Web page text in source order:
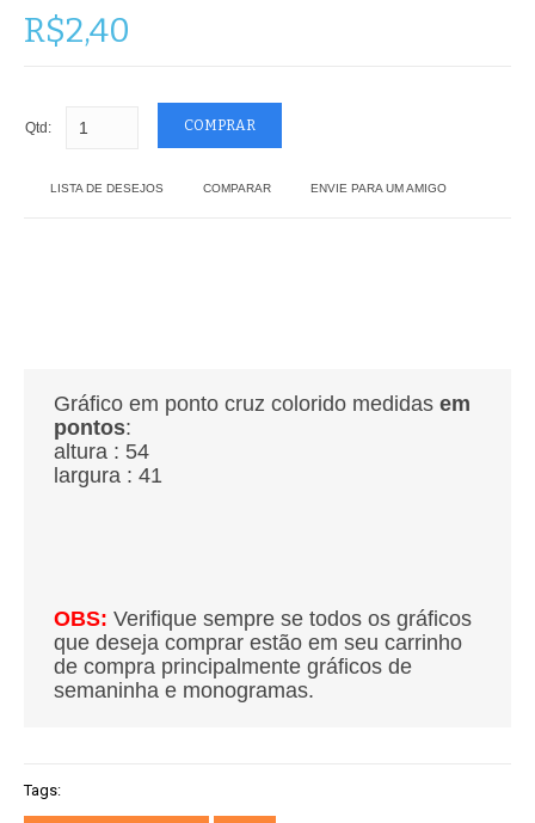
CONTATO
R$2,40
Qtd:
LISTA DE DESEJOS COMPARAR ENVIE PARA UM AMIGO
Gráfico em ponto cruz colorido medidas em
pontos:
altura : 54
largura : 41
OBS: Verifique sempre se todos os gráficos
que deseja comprar estão em seu carrinho
de compra principalmente gráficos de
semaninha e monogramas.
Tags: